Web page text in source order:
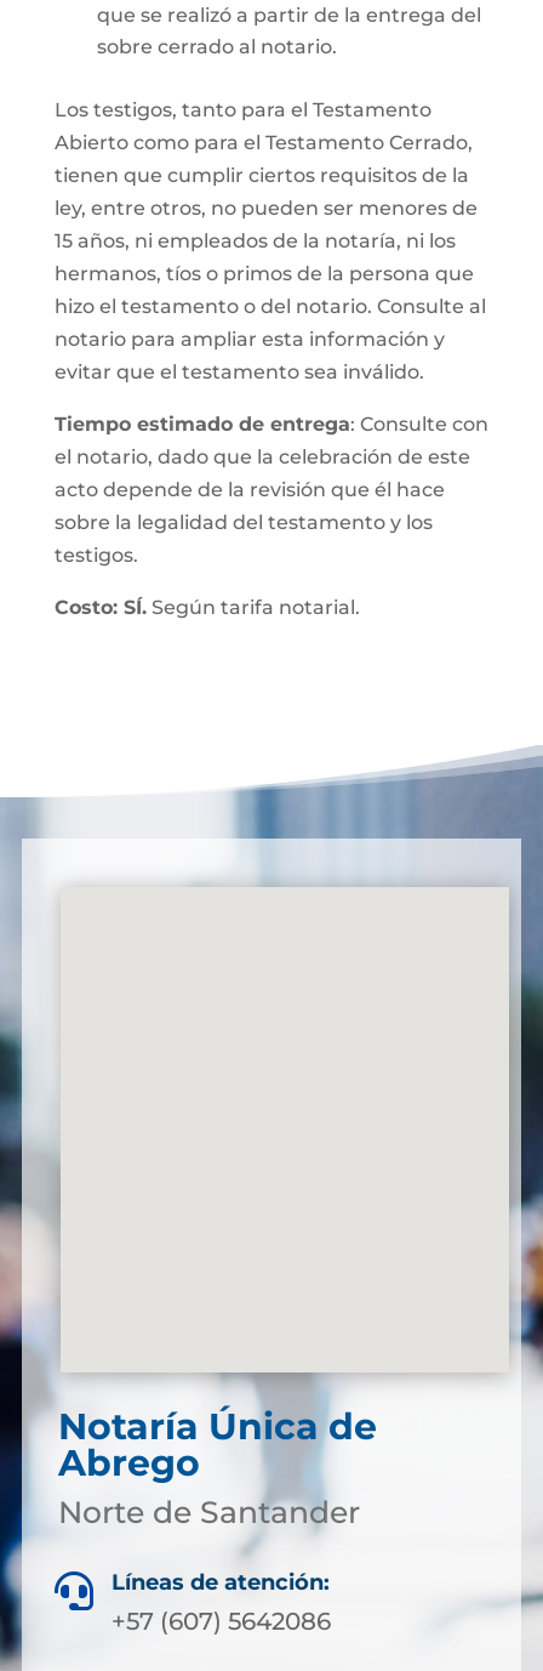
que se realizó a partir de la entrega del
sobre cerrado al notario.
Los testigos, tanto para el Testamento
Abierto como para el Testamento Cerrado,
tienen que cumplir ciertos requisitos de la
ley, entre otros, no pueden ser menores de
15 años, ni empleados de la notaría, ni los
hermanos, tíos o primos de la persona que
hizo el testamento o del notario. Consulte al
notario para ampliar esta información y
evitar que el testamento sea inválido.
Tiempo estimado de entrega: Consulte con
el notario, dado que la celebración de este
acto depende de la revisión que él hace
sobre la legalidad del testamento y los
testigos.
Costo: SÍ.Según tarifa notarial.
Notaría Única de
Abrego
Norte de Santander
 Líneas de atención:
+57 (607) 5642086